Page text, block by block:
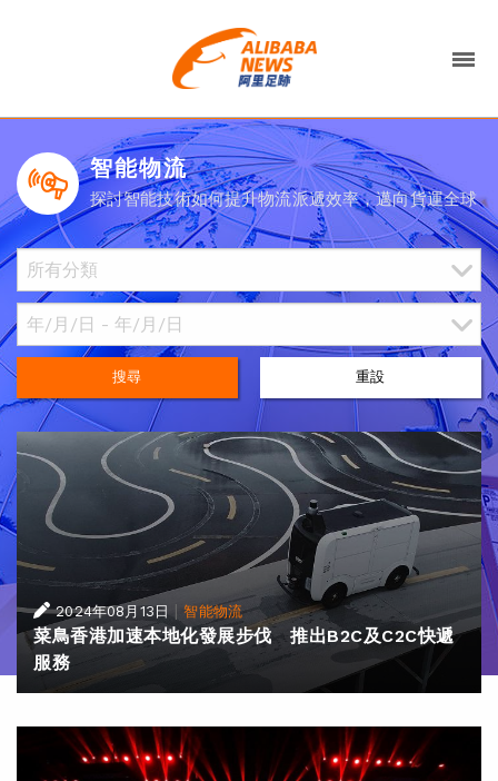
智能物流
探討智能技術如何提升物流派遞效率，邁向貨運全球
搜尋 重設
2024年08月13日 |智能物流
菜鳥香港加速本地化發展步伐 推出B2C及C2C快遞
服務